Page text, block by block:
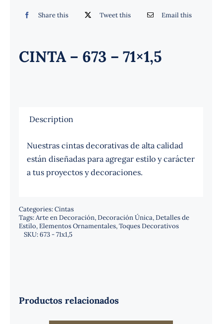
Share this Tweet this Email this
CINTA – 673 – 71×1,5
Description
Nuestras cintas decorativas de alta calidad
están diseñadas para agregar estilo y carácter
a tus proyectos y decoraciones.
Categories:Cintas
Tags:Arte en Decoración,Decoración Única,Detalles de
Estilo,Elementos Ornamentales,Toques Decorativos
SKU:673 - 71x1,5
Productos relacionados